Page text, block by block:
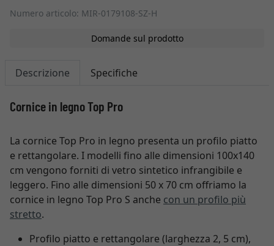
Numero articolo: MIR-0179108-SZ-H
Domande sul prodotto
Descrizione Specifiche
Cornice in legno Top Pro
La cornice Top Pro in legno presenta un profilo piatto
e rettangolare. I modelli fino alle dimensioni 100x140
cm vengono forniti di vetro sintetico infrangibile e
leggero. Fino alle dimensioni 50 x 70 cm offriamo la
cornice in legno Top Pro S anche con un profilo più
stretto.
Profilo piatto e rettangolare (larghezza 2, 5 cm),